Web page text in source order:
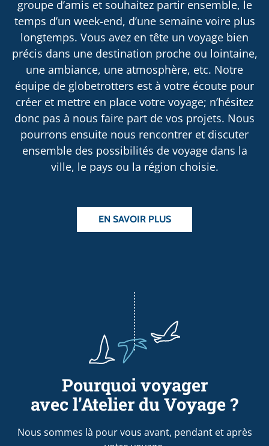
groupe d’amis et souhaitez partir ensemble, le
temps d’un week-end, d’une semaine voire plus
longtemps. Vous avez en tête un voyage bien
précis dans une destination proche ou lointaine,
une ambiance, une atmosphère, etc. Notre
équipe de globetrotters est à votre écoute pour
créer et mettre en place votre voyage; n’hésitez
donc pas à nous faire part de vos projets. Nous
pourrons ensuite nous rencontrer et discuter
ensemble des possibilités de voyage dans la
ville, le pays ou la région choisie.
EN SAVOIR PLUS
Pourquoi voyager
avec l’Atelier du Voyage ?
Nous sommes là pour vous avant, pendant et après